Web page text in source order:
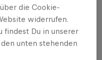
absolute Experten
Engineering-
Dan und sein
How unserer Partner
die Cookie-
widerrufen.
findest Du in unserer
unten stehenden